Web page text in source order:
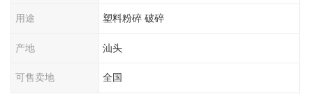
用途 塑料粉碎 破碎
产地 汕头
可售卖地 全国